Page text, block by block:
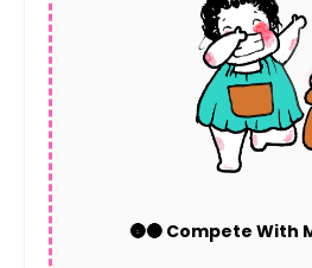
🌚🌑 Compete With